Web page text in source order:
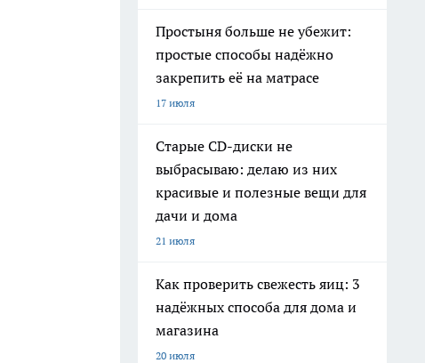
Простыня больше не убежит:
простые способы надёжно
закрепить её на матрасе
17 июля
Старые CD-диски не
выбрасываю: делаю из них
красивые и полезные вещи для
дачи и дома
21 июля
Как проверить свежесть яиц: 3
надёжных способа для дома и
магазина
20 июля